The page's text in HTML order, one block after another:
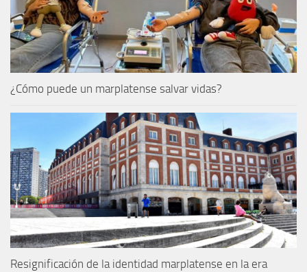
¿Cómo puede un marplatense salvar vidas?
Resignificación de la identidad marplatense en la era